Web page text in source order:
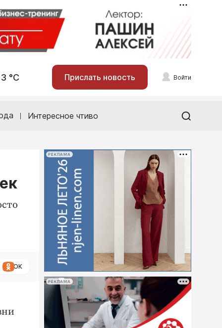
°С Прислать новость Войти
Интересное чтиво
ОК
РЕКЛАМА
РЕКЛАМА